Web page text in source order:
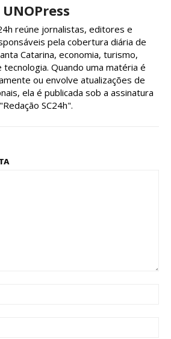
UNOPress
reúne jornalistas, editores e
pela cobertura diária de
Catarina, economia, turismo,
Quando uma matéria é
ou envolve atualizações de
ela é publicada sob a assinatura
"Redação SC24h".